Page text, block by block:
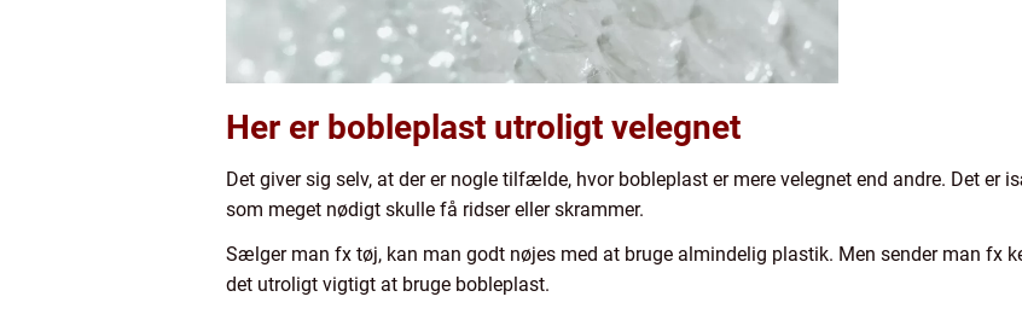
Her er bobleplast utroligt velegnet
Det giver sig selv, at der er nogle tilfælde, hvor bobleplast er mere velegnet end andre. Det er
som meget nødigt skulle få ridser eller skrammer.
Sælger man fx tøj, kan man godt nøjes med at bruge almindelig plastik. Men sender man fx
det utroligt vigtigt at bruge bobleplast.